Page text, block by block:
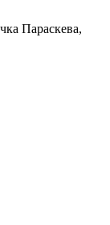
Параскева,